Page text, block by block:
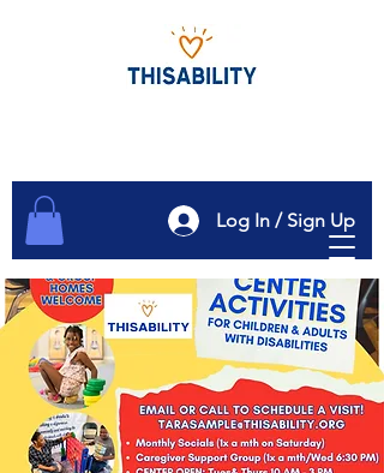
Log In / Sign Up